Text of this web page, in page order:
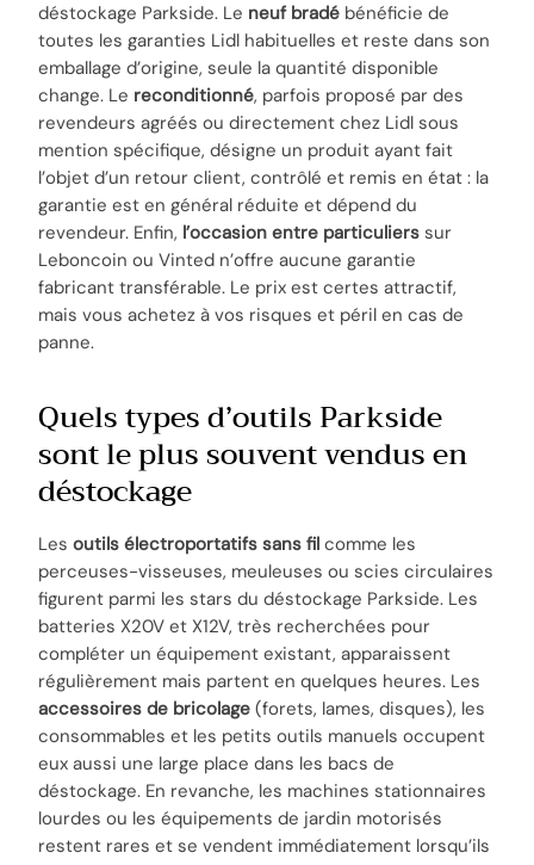
déstockage Parkside. Le neuf bradé bénéficie de
toutes les garanties Lidl habituelles et reste dans son
emballage d’origine, seule la quantité disponible
change. Le reconditionné, parfois proposé par des
revendeurs agréés ou directement chez Lidl sous
mention spécifique, désigne un produit ayant fait
l’objet d’un retour client, contrôlé et remis en état : la
garantie est en général réduite et dépend du
revendeur. Enfin, l’occasion entre particuliers sur
Leboncoin ou Vinted n’offre aucune garantie
fabricant transférable. Le prix est certes attractif,
mais vous achetez à vos risques et péril en cas de
panne.
Quels types d’outils Parkside
sont le plus souvent vendus en
déstockage
Lesoutils électroportatifs sans fil comme les
perceuses-visseuses, meuleuses ou scies circulaires
figurent parmi les stars du déstockage Parkside. Les
batteries X20V et X12V, très recherchées pour
compléter un équipement existant, apparaissent
régulièrement mais partent en quelques heures. Les
accessoires de bricolage (forets, lames, disques), les
consommables et les petits outils manuels occupent
eux aussi une large place dans les bacs de
déstockage. En revanche, les machines stationnaires
lourdes ou les équipements de jardin motorisés
restent rares et se vendent immédiatement lorsqu’ils